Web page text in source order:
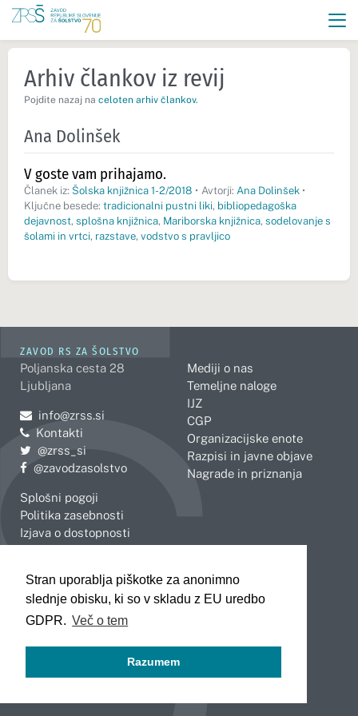
Stran uporablja piškotke za anonimno
slednje obisku, ki so v skladu z EU uredbo
GDPR. Več o tem
Razumem
Arhiv člankov iz revij
Pojdite nazaj na celoten arhiv člankov.
Ana Dolinšek
V goste vam prihajamo.
Članek iz: Šolska knjižnica 1-2/2018 • Avtorji: Ana Dolinšek •
Ključne besede: tradicionalni pustni liki, bibliopedagoška
dejavnost, splošna knjižnica, Mariborska knjižnica, sodelovanje s
šolami in vrtci, razstave, vodstvo s pravljico
ZAVOD RS ZA ŠOLSTVO
Poljanska cesta 28
Ljubljana
Pošljite e-mail na
info@zrss.si
Kontakti
Pojdite na Twitter:
@zrss_si
Pojdite na Facebook:
@zavodzasolstvo
Splošni pogoji
Politika zasebnosti
Izjava o dostopnosti
Mediji o nas
Temeljne naloge
IJZ
CGP
Organizacijske enote
Razpisi in javne objave
Nagrade in priznanja
Celje
Koper
Kranj
Novo mesto
Slovenj Gradec